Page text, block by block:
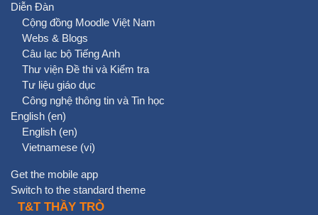
Diễn Đàn
Cộng đồng Moodle Việt Nam
Webs & Blogs
Câu lạc bộ Tiếng Anh
Thư viện Đề thi và Kiểm tra
Tư liệu giáo dục
Công nghệ thông tin và Tin học
English ‎(en)‎
English ‎(en)‎
Vietnamese ‎(vi)‎
Get the mobile app
Switch to the standard theme
T&T THẦY TRÒ